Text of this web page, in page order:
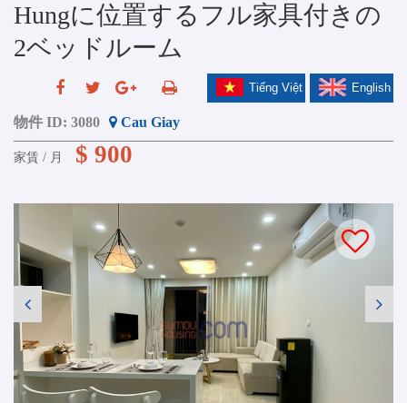
Hungに位置するフル家具付きの
2ベッドルーム
English
Tiếng Việt
物件 ID: 3080 Cau Giay
家賃 / 月 $ 900